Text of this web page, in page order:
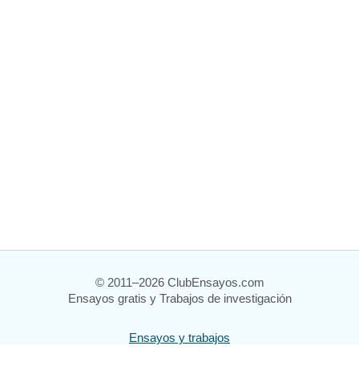
© 2011–2026 ClubEnsayos.com
Ensayos gratis y Trabajos de investigación
Ensayos y trabajos